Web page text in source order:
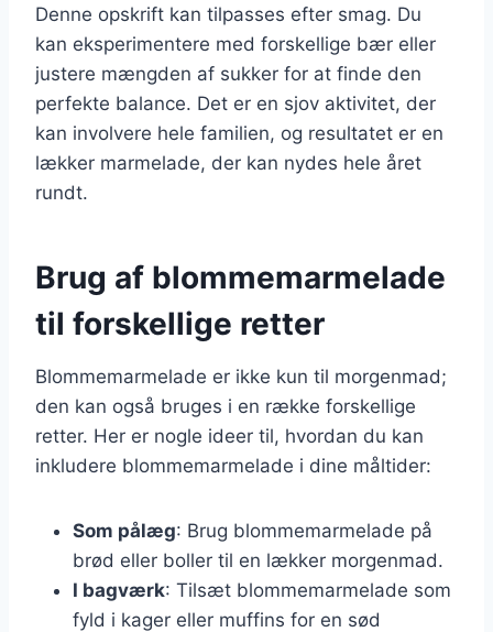
Denne opskrift kan tilpasses efter smag. Du
kan eksperimentere med forskellige bær eller
justere mængden af sukker for at finde den
perfekte balance. Det er en sjov aktivitet, der
kan involvere hele familien, og resultatet er en
lækker marmelade, der kan nydes hele året
rundt.
Brug af blommemarmelade
til forskellige retter
Blommemarmelade er ikke kun til morgenmad;
den kan også bruges i en række forskellige
retter. Her er nogle ideer til, hvordan du kan
inkludere blommemarmelade i dine måltider:
Som pålæg: Brug blommemarmelade på
brød eller boller til en lækker morgenmad.
I bagværk: Tilsæt blommemarmelade som
fyld i kager eller muffins for en sød